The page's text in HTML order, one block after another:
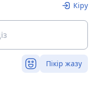
Кіру
Пікір жазу